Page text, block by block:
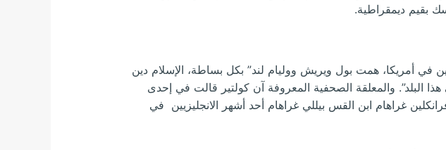
بقيم ديمقراطية.
في أمريكا، همت بول ويريش ووليام لند” بكل بساطة، الإسلام دين
والمعلقة الصحفية المعروفة آن كولتير قالت في إحدى
نقتل قادتهم ونحولهم إلى المسيحية[1]”. أما القس فرانكلين غراهام ابن القس بيللي غراهام أحد أشهر الانجليزيين في